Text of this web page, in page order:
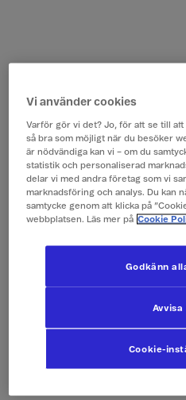
Vi använder cookies
Varför gör vi det? Jo, för att se till
så bra som möjligt när du besöker
är nödvändiga kan vi – om du
statistik och personaliserad
delar vi med andra företag som vi
marknadsföring och analys. Du kan
samtycke genom att klicka på
webbplatsen. Läs mer på Cookie
Cookie-
Avvisa
Godkänn